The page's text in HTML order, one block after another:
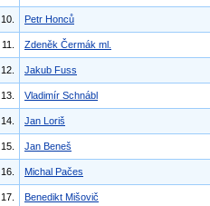
10. Petr Honců
11. Zdeněk Čermák ml.
12. Jakub Fuss
13. Vladimír Schnábl
14. Jan Loriš
15. Jan Beneš
16. Michal Pačes
17. Benedikt Mišovič